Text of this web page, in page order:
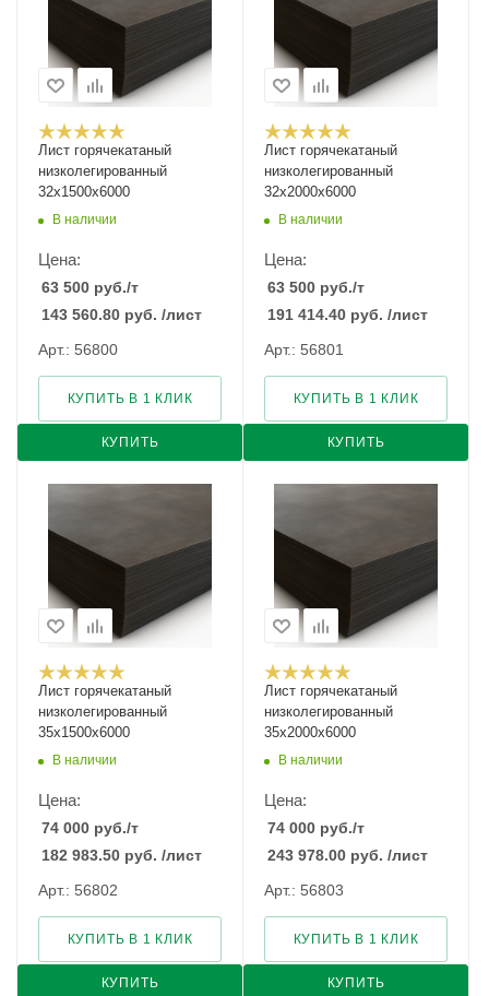
Лист горячекатаный
низколегированный
32х1500х6000
В наличии
Цена:
63 500 руб./т
143 560.80 руб. /лист
Арт.: 56800
КУПИТЬ
КУПИТЬ В 1 КЛИК
Лист горячекатаный
низколегированный
32х2000х6000
В наличии
Цена:
63 500 руб./т
191 414.40 руб. /лист
Арт.: 56801
КУПИТЬ
КУПИТЬ В 1 КЛИК
Лист горячекатаный
низколегированный
35х1500х6000
В наличии
Цена:
74 000 руб./т
182 983.50 руб. /лист
Арт.: 56802
КУПИТЬ
КУПИТЬ В 1 КЛИК
Лист горячекатаный
низколегированный
35х2000х6000
В наличии
Цена:
74 000 руб./т
243 978.00 руб. /лист
Арт.: 56803
КУПИТЬ
КУПИТЬ В 1 КЛИК